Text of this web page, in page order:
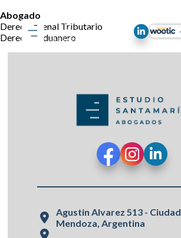
Abogado
Derecho Penal Tributario
Derecho Aduanero
Agustin Alvarez 513 - Ciudad
Mendoza, Argentina